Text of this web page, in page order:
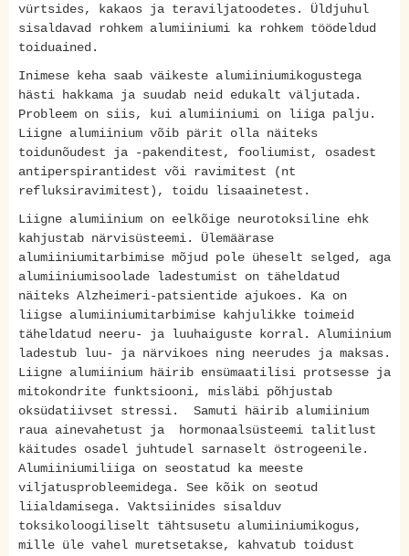
vürtsides, kakaos ja teraviljatoodetes. Üldjuhul
sisaldavad rohkem alumiiniumi ka rohkem töödeldud
toiduained.
Inimese keha saab väikeste alumiiniumikogustega
hästi hakkama ja suudab neid edukalt väljutada.
Probleem on siis, kui alumiiniumi on liiga palju.
Liigne alumiinium võib pärit olla näiteks
toidunõudest ja -pakenditest, fooliumist, osadest
antiperspirantidest või ravimitest (nt
refluksiravimitest), toidu lisaainetest.
Liigne alumiinium on eelkõige neurotoksiline ehk
kahjustab närvisüsteemi. Ülemäärase
alumiiniumitarbimise mõjud pole üheselt selged, aga
alumiiniumisoolade ladestumist on täheldatud
näiteks Alzheimeri-patsientide ajukoes. Ka on
liigse alumiiniumitarbimise kahjulikke toimeid
täheldatud neeru- ja luuhaiguste korral. Alumiinium
ladestub luu- ja närvikoes ning neerudes ja maksas.
Liigne alumiinium häirib ensümaatilisi protsesse ja
mitokondrite funktsiooni, misläbi põhjustab
oksüdatiivset stressi. Samuti häirib alumiinium
raua ainevahetust ja hormonaalsüsteemi talitlust
käitudes osadel juhtudel sarnaselt östrogeenile.
Alumiiniumiliiga on seostatud ka meeste
viljatusprobleemidega. See kõik on seotud
liialdamisega. Vaktsiinides sisalduv
toksikoloogiliselt tähtsusetu alumiiniumikogus,
mille üle vahel muretsetakse, kahvatub toidust